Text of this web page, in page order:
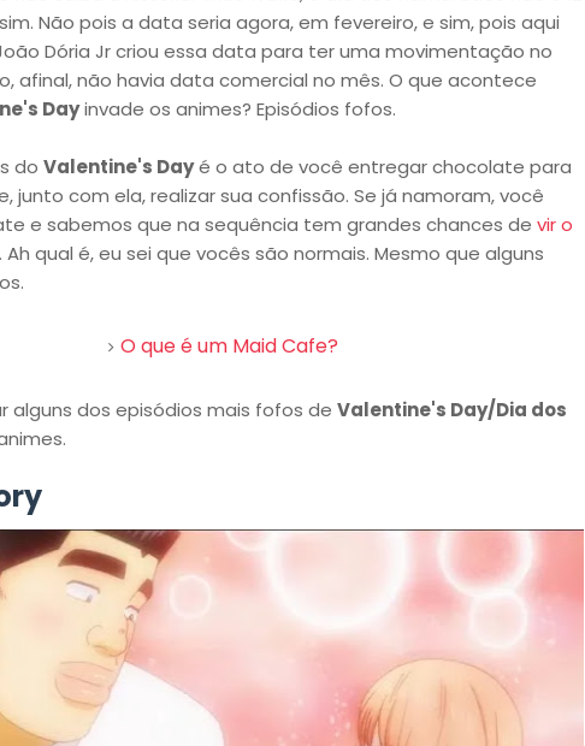
Não pois a data seria agora, em fevereiro, e sim, pois aqui
Dória Jr criou essa data para ter uma movimentação no
afinal, não havia data comercial no mês. O que acontece
Dayinvade os animes? Episódios fofos.
do Valentine's Dayé o ato de você entregar chocolate para
junto com ela, realizar sua confissão. Se já namoram, você
e sabemos que na sequência tem grandes chances de vir o
Ah qual é, eu sei que vocês são normais. Mesmo que alguns
O que é um Maid Cafe?
alguns dos episódios mais fofos de Valentine's Day/Dia dos